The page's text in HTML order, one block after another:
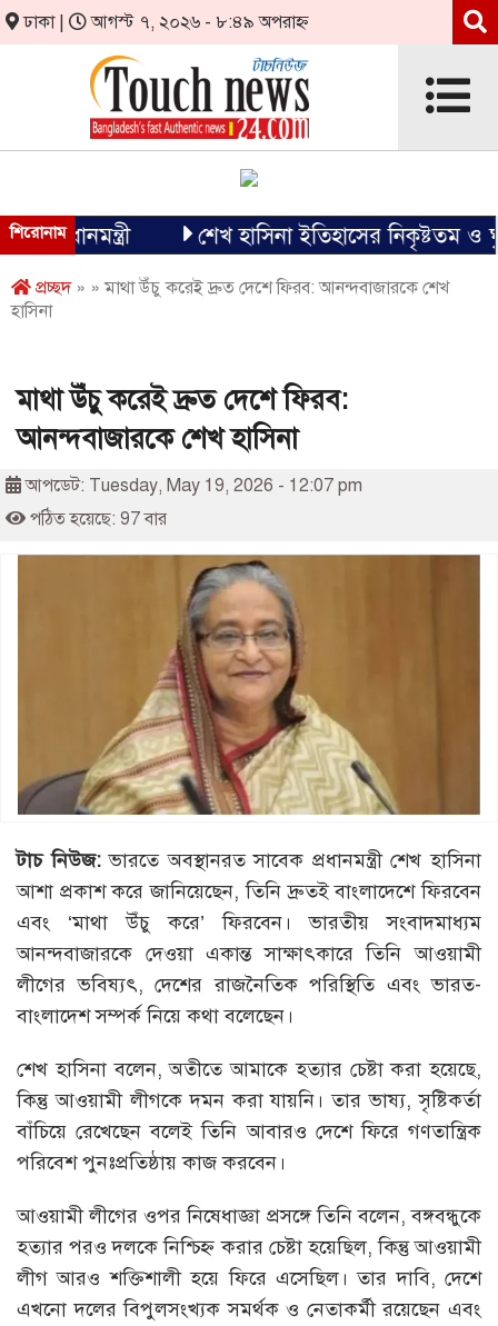
ঢাকা | আগস্ট ৭, ২০২৬ - ৮:৪৯ অপরাহ্ন
শিরোনাম শেখ হাসিনা ইতিহাসের নিকৃষ্টতম ও ঘৃণ্য
প্রচ্ছদ» » মাথা উঁচু করেই দ্রুত দেশে ফিরব: আনন্দবাজারকে শেখ
হাসিনা
মাথা উঁচু করেই দ্রুত দেশে ফিরব:
আনন্দবাজারকে শেখ হাসিনা
আপডেট: Tuesday, May 19, 2026 - 12:07 pm
পঠিত হয়েছে: 97 বার
টাচ নিউজ:ভারতে অবস্থানরত সাবেক প্রধানমন্ত্রী শেখ হাসিনা
আশা প্রকাশ করে জানিয়েছেন, তিনি দ্রুতই বাংলাদেশে ফিরবেন
এবং ‘মাথা উঁচু করে’ ফিরবেন। ভারতীয় সংবাদমাধ্যম
আনন্দবাজারকে দেওয়া একান্ত সাক্ষাৎকারে তিনি আওয়ামী
লীগের ভবিষ্যৎ, দেশের রাজনৈতিক পরিস্থিতি এবং ভারত-
বাংলাদেশ সম্পর্ক নিয়ে কথা বলেছেন।
শেখ হাসিনা বলেন, অতীতে আমাকে হত্যার চেষ্টা করা হয়েছে,
কিন্তু আওয়ামী লীগকে দমন করা যায়নি। তার ভাষ্য, সৃষ্টিকর্তা
বাঁচিয়ে রেখেছেন বলেই তিনি আবারও দেশে ফিরে গণতান্ত্রিক
পরিবেশ পুনঃপ্রতিষ্ঠায় কাজ করবেন।
আওয়ামী লীগের ওপর নিষেধাজ্ঞা প্রসঙ্গে তিনি বলেন, বঙ্গবন্ধুকে
হত্যার পরও দলকে নিশ্চিহ্ন করার চেষ্টা হয়েছিল, কিন্তু আওয়ামী
লীগ আরও শক্তিশালী হয়ে ফিরে এসেছিল। তার দাবি, দেশে
এখনো দলের বিপুলসংখ্যক সমর্থক ও নেতাকর্মী রয়েছেন এবং